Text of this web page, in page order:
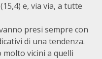
e, via via, a tutte
presi sempre con
di una tendenza.
vicini a quelli